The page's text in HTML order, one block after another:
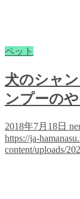
ペット
犬のシャ
ンプーの
2018年7月18日
https://ja-
content/uploads/